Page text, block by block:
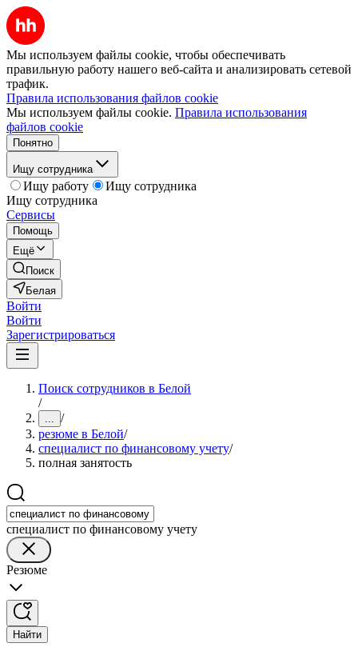
Мы используем файлы cookie, чтобы обеспечивать
правильную работу нашего веб-сайта и анализировать сетевой
трафик.
Правила использования файлов cookie
Мы используем файлы cookie. Правила использования
файлов cookie
Понятно
Ищу сотрудника
Ищу работу
Ищу сотрудника
Ищу сотрудника
Сервисы
Помощь
Ещё
Поиск
Белая
Войти
Войти
Зарегистрироваться
Поиск сотрудников в Белой
/
... /
резюме в Белой/
специалист по финансовому учету/
полная занятость
специалист по финансовому учету
Резюме
Найти